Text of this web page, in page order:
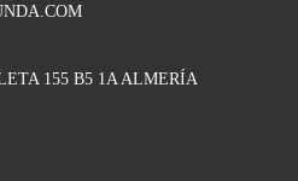
155 B5 1A ALMERÍA